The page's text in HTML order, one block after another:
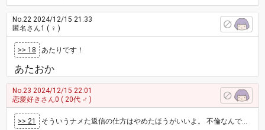
No.22 2024/12/15 21:33
匿名さん1 ( ♀ )
>> 18 あたりです！
あたおか
No.23 2024/12/15 22:01
恋愛好きさん0 ( 20代 ♂ )
>> 21 そういうナメた返信の仕方はやめたほうがいいよ。 不倫なんでしょ？本当はどっち側なの？ 男側なら、妻子持ちならもう不倫やめる気はな…